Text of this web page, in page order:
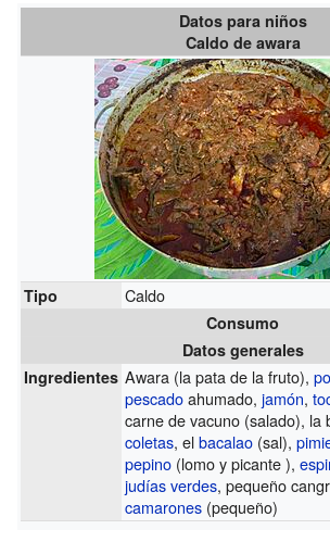
Datos para niños
Caldo de awara
Tipo Caldo
Consumo
Datos generales
Ingredientes Awara (la pata de la fruto),
pescadoahumado,jamón,
carne de vacuno (salado), la
coletas, elbacalao (sal),
pepino (lomo y picante ),
judías verdes, pequeño
camarones (pequeño)